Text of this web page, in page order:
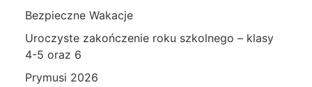
Bezpieczne Wakacje
Uroczyste zakończenie roku szkolnego – klasy
4-5 oraz 6
Prymusi 2026